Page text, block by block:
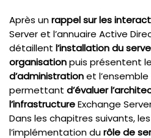
Après unrappel sur les
Server et l’annuaire Active
détaillent l’installation du
organisationpuis présentent
d’administrationet
permettant d’évaluer
l’infrastructureExchange
Dans les chapitres suivants,
l’implémentation durôle de